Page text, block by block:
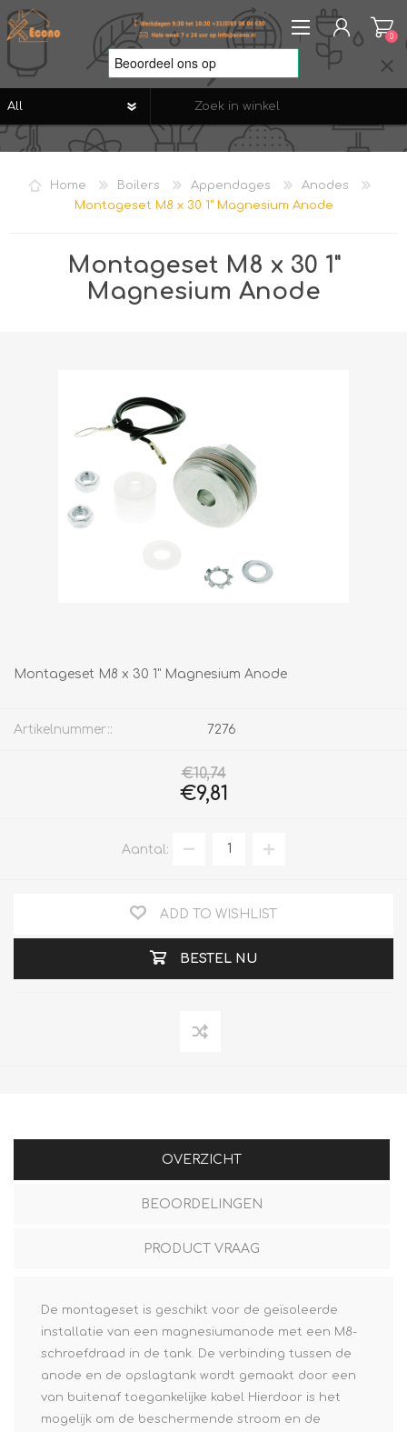
REGISTREREN
VERLANGLIJST
0
Home Boilers Appendages
Anodes
Montageset M8 x 30 1" Magnesium Anode
Montageset M8 x 30 1"
Magnesium Anode
Montageset M8 x 30 1" Magnesium Anode
Artikelnummer:: 7276
€10,74
€9,81
Aantal:
ADD TO WISHLIST
BESTEL NU
OVERZICHT
BEOORDELINGEN
PRODUCT VRAAG
De montageset is geschikt voor de geïsoleerde
installatie van een magnesiumanode met een M8-
schroefdraad in de tank. De verbinding tussen de
anode en de opslagtank wordt gemaakt door een
van buitenaf toegankelijke kabel Hierdoor is het
mogelijk om de beschermende stroom en de